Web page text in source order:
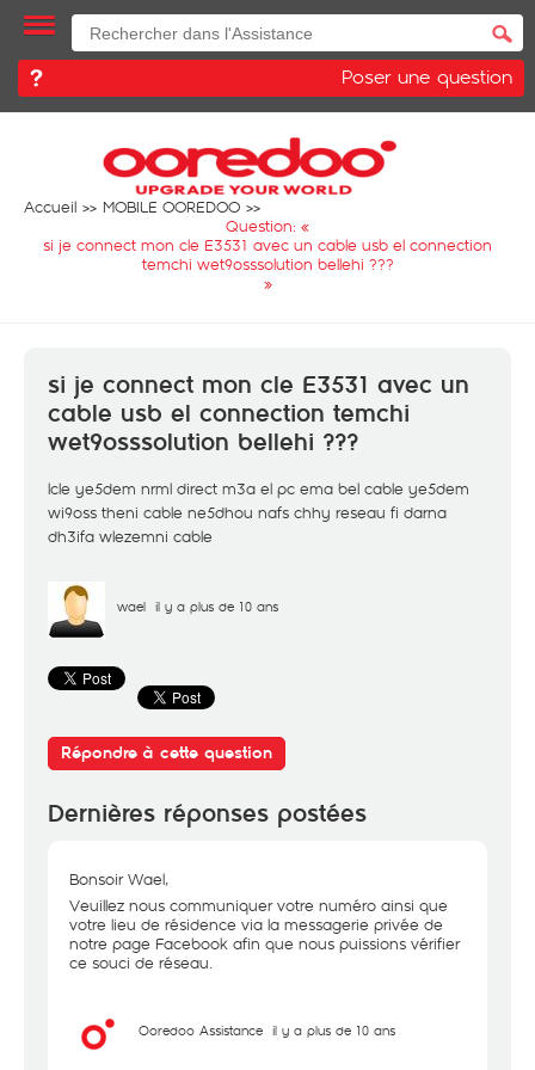
Poser une question
Accueil
MOBILE OOREDOO
Question: «
si je connect mon cle E3531 avec un cable usb el connection
temchi wet9osssolution bellehi ???
»
si je connect mon cle E3531 avec un
cable usb el connection temchi
wet9osssolution bellehi ???
lcle ye5dem nrml direct m3a el pc ema bel cable ye5dem
wi9oss theni cable ne5dhou nafs chhy reseau fi darna
dh3ifa wlezemni cable
wael il y a plus de 10 ans
Répondre à cette question
Dernières réponses postées
Bonsoir Wael,
Veuillez nous communiquer votre numéro ainsi que
votre lieu de résidence via la messagerie privée de
notre page Facebook afin que nous puissions vérifier
ce souci de réseau.
Ooredoo Assistance il y a plus de 10 ans